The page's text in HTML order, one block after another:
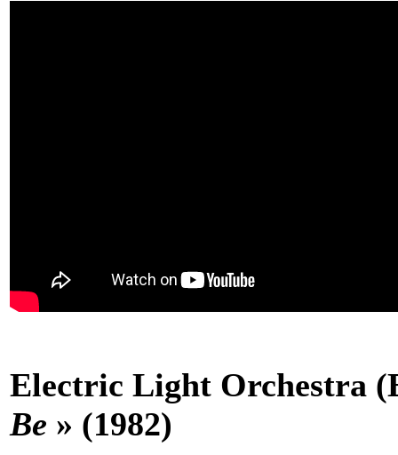
Electric Light Orchestra
Be » (1982)